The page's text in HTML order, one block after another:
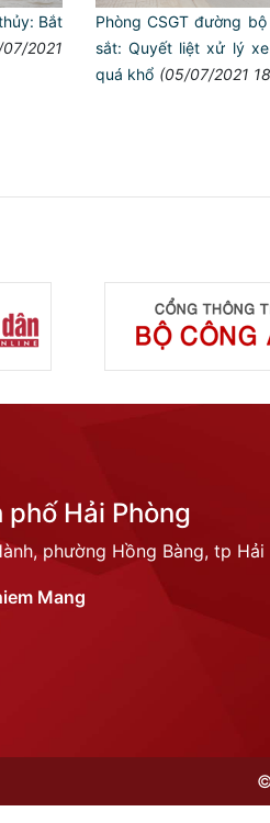
Bắt
2021
Phòng CSGT đường
sắt: Quyết liệt xử lý
quá khổ (05/07/2021
Hải Phòng
phường Hồng Bàng, tp Hải